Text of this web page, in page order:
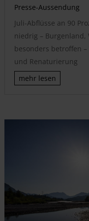
Presse-Aussendung
Juli-Abflüsse an 90
niedrig –
besonders betroffen
und Renaturierung
mehr lesen